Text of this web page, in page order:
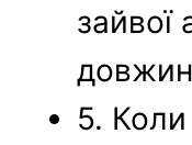
зайвої
5.